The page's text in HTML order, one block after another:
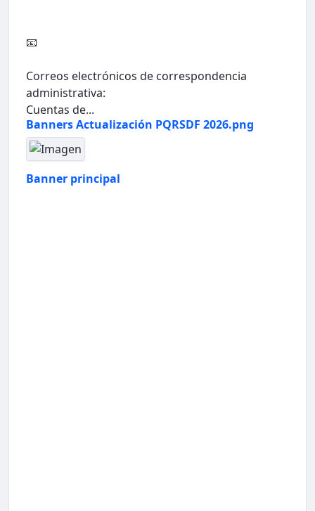
📧
Correos electrónicos de correspondencia
administrativa:
Cuentas de...
Banners Actualización PQRSDF 2026.png
Banner principal